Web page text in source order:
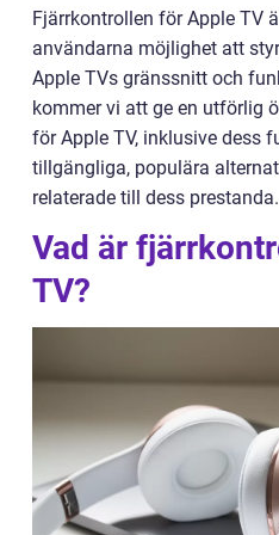
Fjärrkontrollen för Apple TV
användarna möjlighet att
Apple TVs gränssnitt och
kommer vi att ge en utförlig
för Apple TV, inklusive dess
tillgängliga, populära
relaterade till dess prestanda.
Vad är
TV?